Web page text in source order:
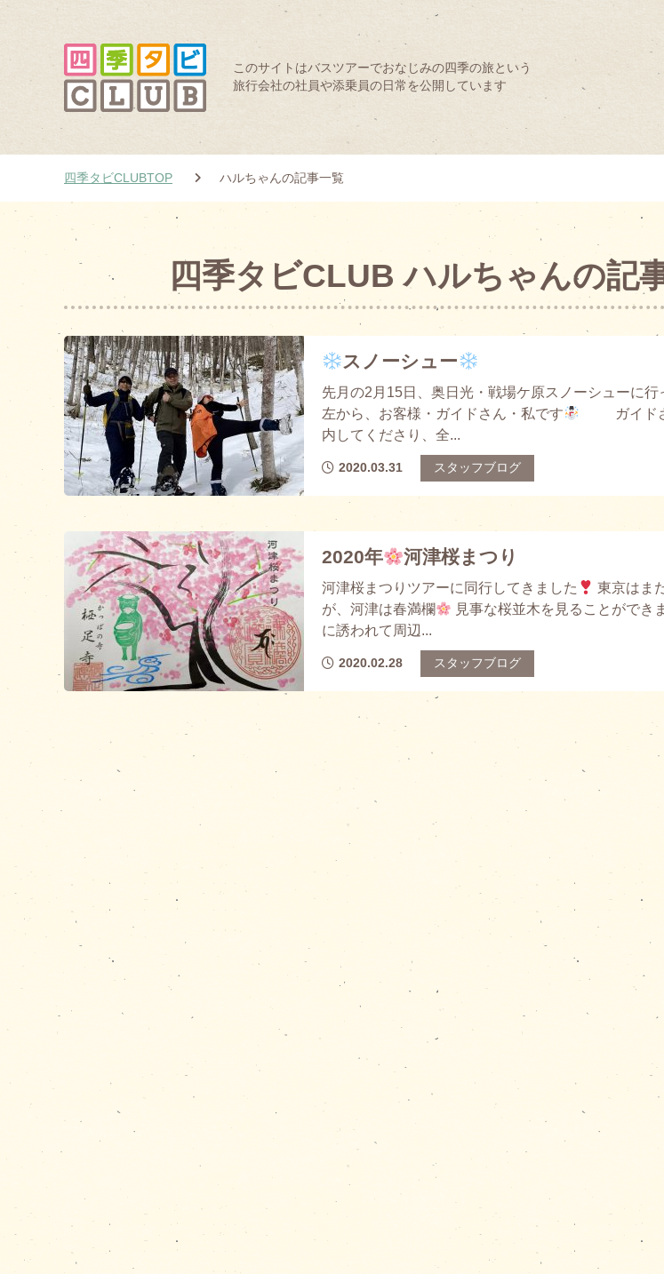
このサイトはバスツアーでおなじみの四季の旅という
旅行会社の社員や添乗員の日常を公開しています
四季タビCLUBTOP ハルちゃんの記事一覧
四季タビCLUB ハルちゃんの記
スノーシュー
先月の2月15日、奥日光・戦場ケ原スノーシューに行
左から、お客様・ガイドさん・私です
ガイドさ
内してくださり、全...
2020.03.31 スタッフブログ
2020年 河津桜まつり
河津桜まつりツアーに同行してきました
東京はま
が、河津は春満欄
見事な桜並木を見ることが
に誘われて周辺...
2020.02.28 スタッフブログ